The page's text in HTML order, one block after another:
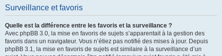
Surveillance et favoris
Quelle est la différence entre les favoris et la surveillance ?
Avec phpBB 3.0, la mise en favoris de sujets s’apparentait à la gestion des
favoris dans un navigateur. Vous n’étiez pas notifié des mises à jour. Depuis
phpBB 3.1, la mise en favoris de sujets est similaire à la surveillance d’un